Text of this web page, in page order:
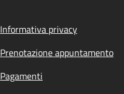
Informativa privacy
Prenotazione appuntamento
Pagamenti